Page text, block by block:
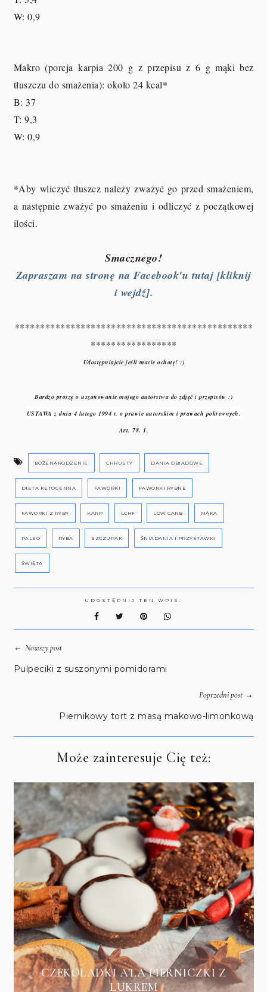
W: 0,9
Makro (porcja karpia 200 g z przepisu z 6 g mąki bez
tłuszczu do smażenia): około 24 kcal*
B: 37
T: 9,3
W: 0,9
*Aby wliczyć tłuszcz należy zważyć go przed smażeniem,
a następnie zważyć po smażeniu i odliczyć z początkowej
ilości.
Smacznego!
Zapraszam na stronę na Facebook'u tutaj [kliknij
i wejdź].
***********************************************
*****************
Udostępniajcie jeśli macie ochotę! :)
Bardzo proszę o uszanowanie mojego autorstwa do zdjęć i przepisów :)
USTAWA z dnia 4 lutego 1994 r. o prawie autorskim i prawach pokrewnych.
Art. 78. 1.
BOŻENARODZENIE CHRUSTY DANIA OBIADOWE
DIETA KETOGENNA FAWORKI FAWORKI RYBNE
FAWORKI Z RYBY KARP LCHF LOW CARB MĄKA
PALEO RYBA SZCZUPAK ŚNIADANIA I PRZYSTAWKI
ŚWIĘTA
UDOSTĘPNIJ TEN WPIS:
← Nowszy post
Pulpeciki z suszonymi pomidorami
Poprzedni post→
Piernikowy tort z masą makowo-limonkową
Może zainteresuje Cię też:
CZEKOLADKI A'LA PIERNICZKI Z
LUKREM